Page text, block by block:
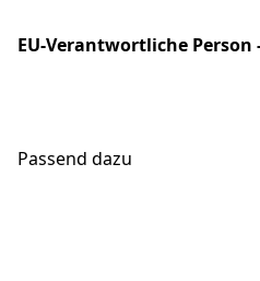
EU-Verantwortliche
Passend dazu